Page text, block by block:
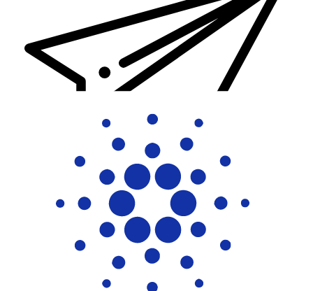
XE 國際匯款
快捷安全地上網匯款。即時追蹤和通知外加靈活的遞送和付款